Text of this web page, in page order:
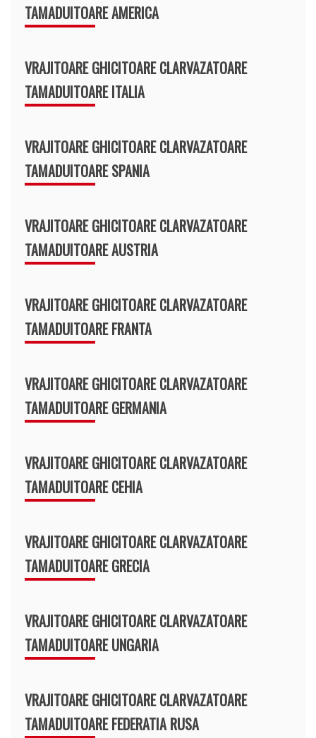
TAMADUITOARE AMERICA
VRAJITOARE GHICITOARE CLARVAZATOARE
TAMADUITOARE ITALIA
VRAJITOARE GHICITOARE CLARVAZATOARE
TAMADUITOARE SPANIA
VRAJITOARE GHICITOARE CLARVAZATOARE
TAMADUITOARE AUSTRIA
VRAJITOARE GHICITOARE CLARVAZATOARE
TAMADUITOARE FRANTA
VRAJITOARE GHICITOARE CLARVAZATOARE
TAMADUITOARE GERMANIA
VRAJITOARE GHICITOARE CLARVAZATOARE
TAMADUITOARE CEHIA
VRAJITOARE GHICITOARE CLARVAZATOARE
TAMADUITOARE GRECIA
VRAJITOARE GHICITOARE CLARVAZATOARE
TAMADUITOARE UNGARIA
VRAJITOARE GHICITOARE CLARVAZATOARE
TAMADUITOARE FEDERATIA RUSA